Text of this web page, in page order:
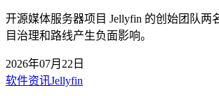
开源媒体服务器项目 Jellyfin 的创始团队
目治理和路线产生负面影响。
2026年07月22日
软件资讯Jellyfin